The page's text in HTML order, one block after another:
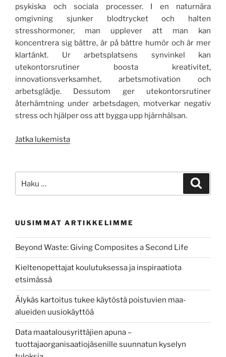
psykiska och sociala processer. I en naturnära
omgivning sjunker blodtrycket och halten
stresshormoner, man upplever att man kan
koncentrera sig bättre, är på bättre humör och är mer
klartänkt. Ur arbetsplatsens synvinkel kan
utekontorsrutiner boosta kreativitet,
innovationsverksamhet, arbetsmotivation och
arbetsglädje. Dessutom ger utekontorsrutiner
återhämtning under arbetsdagen, motverkar negativ
stress och hjälper oss att bygga upp hjärnhälsan.
Jatka lukemista”Hur
och
av
utekontorsaktiviteter?”
UUSIMMAT ARTIKKELIMME
Beyond Waste: Giving Composites a Second Life
Kieltenopettajat koulutuksessa ja inspiraatiota
etsimässä
Älykäs kartoitus tukee käytöstä poistuvien maa-
alueiden uusiokäyttöä
Data maatalousyrittäjien apuna –
tuottajaorganisaatiojäsenille suunnatun kyselyn